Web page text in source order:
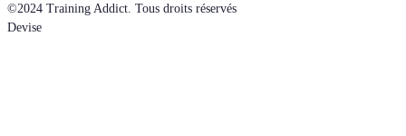
©2024 Training Addict. Tous droits réservés
Devise